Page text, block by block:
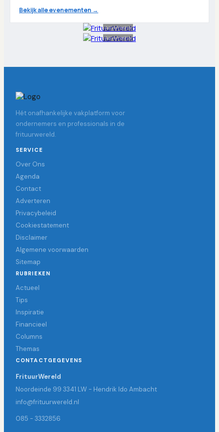
Bekijk alle evenementen →
Advertentie
Advertentie
Hét onafhankelijke vakplatform voor
ondernemers en professionals in de
frituurwereld.
SERVICE
Over Ons
Agenda
Contact
Adverteren
Privacybeleid
Cookiestatement
Disclaimer
Algemene voorwaarden
Sitemap
RUBRIEKEN
Actueel
Tips
Inspiratie
Financieel
Columns
Themas
CONTACTGEGEVENS
FrituurWereld
Noordeinde 99 3341 LW - Hendrik Ido Ambacht
info@frituurwereld.nl
085 - 3332856